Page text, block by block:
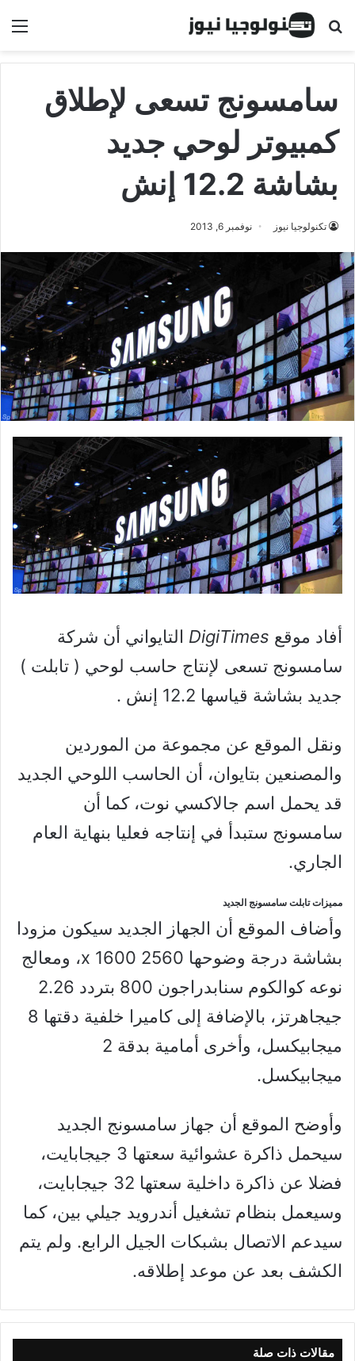
البحث عن
سامسونج تسعى لإطلاق
كمبيوتر لوحي جديد
بشاشة 12.2 إنش
تكنولوجيا نيوز نوفمبر 6, 2013
أفاد موقع DigiTimes التايواني أن شركة
سامسونج تسعى لإنتاج حاسب لوحي ( تابلت )
جديد بشاشة قياسها 12.2 إنش .
ونقل الموقع عن مجموعة من الموردين
والمصنعين بتايوان، أن الحاسب اللوحي الجديد
قد يحمل اسم جالاكسي نوت، كما أن
سامسونج ستبدأ في إنتاجه فعليا بنهاية العام
الجاري.
مميزات تابلت سامسونج الجديد
وأضاف الموقع أن الجهاز الجديد سيكون مزودا
بشاشة درجة وضوحها 2560 x 1600، ومعالج
نوعه كوالكوم سنابدراجون 800 بتردد 2.26
جيجاهرتز، بالإضافة إلى كاميرا خلفية دقتها 8
ميجابيكسل، وأخرى أمامية بدقة 2
ميجابيكسل.
وأوضح الموقع أن جهاز سامسونج الجديد
سيحمل ذاكرة عشوائية سعتها 3 جيجابايت،
فضلا عن ذاكرة داخلية سعتها 32 جيجابايت،
وسيعمل بنظام تشغيل أندرويد جيلي بين، كما
سيدعم الاتصال بشبكات الجيل الرابع. ولم يتم
الكشف بعد عن موعد إطلاقه.
مقالات ذات صلة